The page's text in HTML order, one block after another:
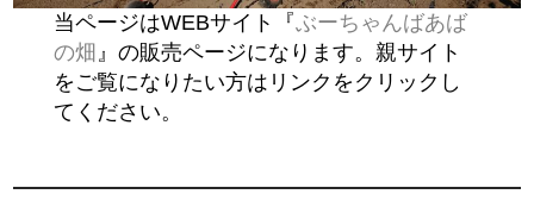
当ページはWEBサイト『ぶーちゃんばあば
の畑 』の販売ページになります。親サイト
をご覧になりたい方はリンクをクリックし
てください。